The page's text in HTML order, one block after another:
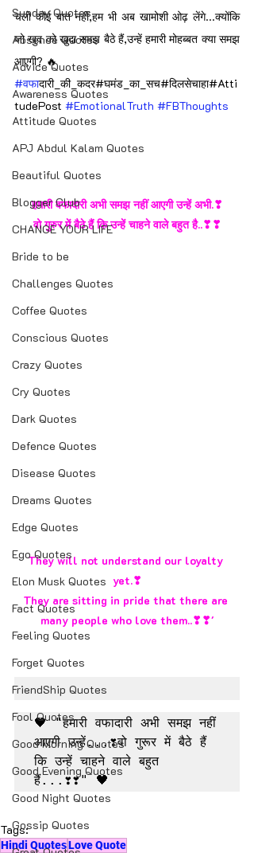
Sunday Quotes
Absence Quotes
Advice Quotes
Awareness Quotes
Attitude Quotes
APJ Abdul Kalam Quotes
Beautiful Quotes
Blogger Club
CHANGE YOUR LIFE
Bride to be
Challenges Quotes
Coffee Quotes
Conscious Quotes
Crazy Quotes
Cry Quotes
Dark Quotes
Defence Quotes
Disease Quotes
Dreams Quotes
Edge Quotes
Ego Quotes
Elon Musk Quotes
Fact Quotes
Feeling Quotes
Forget Quotes
FriendShip Quotes
Fool Quotes
Good Morning Quotes
Good Evening Quotes
Good Night Quotes
Gossip Quotes
चलो कोई बात नहीं,हम भी अब खामोशी ओढ़ लेंगे...क्योंकि
जो खुद को खुदा समझ बैठे हैं,उन्हें हमारी मोहब्बत क्या समझ
आएगी? 🔥
#वफादारी_की_कदर#घमंड_का_सच#दिलसेचाहा#Atti
tudePost #EmotionalTruth #FBThoughts
हमारी वफादारी अभी समझ नहीं आएगी उन्हें अभी.❣
वो गुरुर में बैठे हैं कि उन्हें चाहने वाले बहुत है..❣❣
They will not understand our loyalty
yet.❣
They are sitting in pride that there are
many people who love them..❣❣'
🖤 "हमारी वफादारी अभी समझ नहीं
आएगी उन्हें...❣वो गुरूर में बैठे हैं
कि उन्हें चाहने वाले बहुत
हैं...❣❣" 🖤
Tags:
Hindi QuotesLove Quote